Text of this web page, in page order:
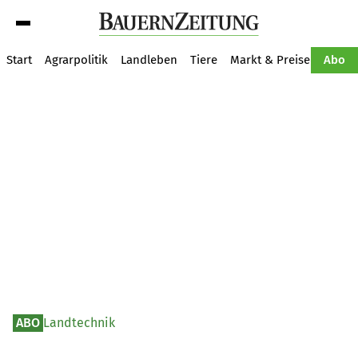
Start Agrarpolitik Landleben Tiere Markt & Preise Abo
ABO Landtechnik